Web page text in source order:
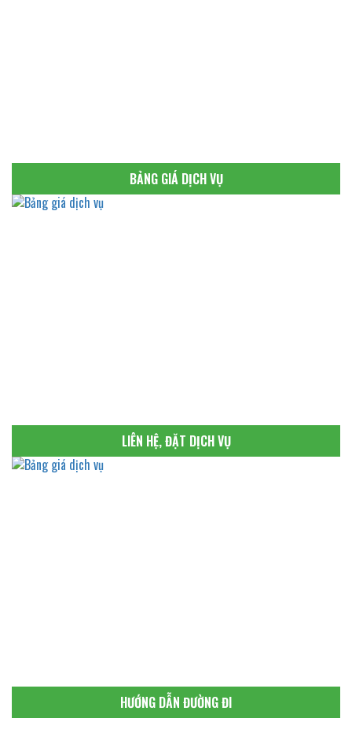
BẢNG GIÁ DỊCH VỤ
LIÊN HỆ, ĐẶT DỊCH VỤ
HƯỚNG DẪN ĐƯỜNG ĐI